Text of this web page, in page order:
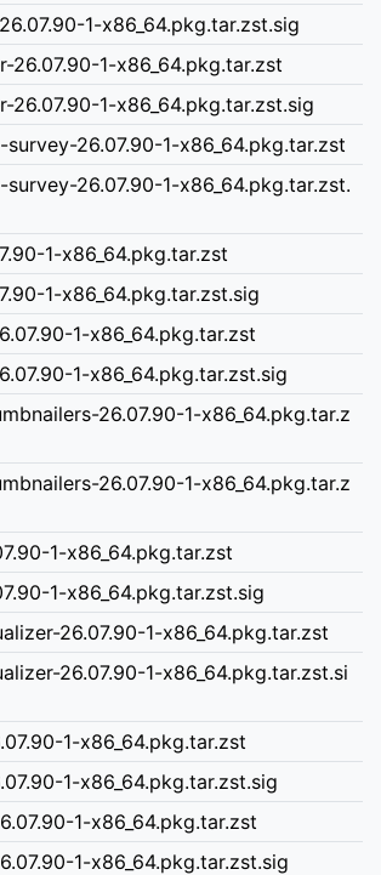
1-x86_64.pkg.tar.zst.sig
26.07.90-1-x86_64.pkg.tar.zst
26.07.90-1-x86_64.pkg.tar.zst.sig
26.07.90-1-x86_64.pkg.tar.zst
26.07.90-1-x86_64.pkg.tar.zst.
1-x86_64.pkg.tar.zst
1-x86_64.pkg.tar.zst.sig
1-x86_64.pkg.tar.zst
1-x86_64.pkg.tar.zst.sig
26.07.90-1-x86_64.pkg.tar.z
26.07.90-1-x86_64.pkg.tar.z
1-x86_64.pkg.tar.zst
1-x86_64.pkg.tar.zst.sig
26.07.90-1-x86_64.pkg.tar.zst
26.07.90-1-x86_64.pkg.tar.zst.si
1-x86_64.pkg.tar.zst
1-x86_64.pkg.tar.zst.sig
1-x86_64.pkg.tar.zst
1-x86_64.pkg.tar.zst.sig